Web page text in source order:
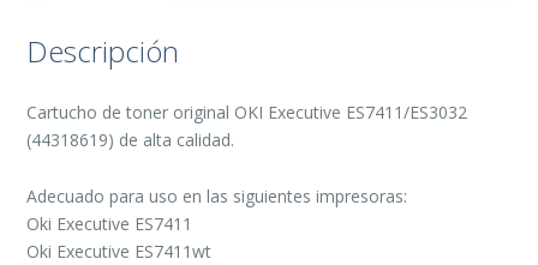
Descripción
Cartucho de toner original OKI Executive ES7411/ES3032
(44318619) de alta calidad.
Adecuado para uso en las siguientes impresoras:
Oki Executive ES7411
Oki Executive ES7411wt